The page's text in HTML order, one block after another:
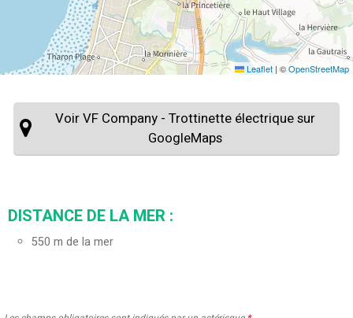
Leaflet | ©OpenStreetMap
Voir VF Company - Trottinette électrique sur
GoogleMaps
DISTANCE DE LA MER :
550 m de la mer